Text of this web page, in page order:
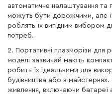
автоматичне налаштування та
можуть бути дорожчими, але їх
роблять їх вигідним вибором
потреб.
2. Портативні плазморізи для
моделі зазвичай мають
робить їх ідеальними для
будівництва або в майстернях.
живлення, включаючи батареї